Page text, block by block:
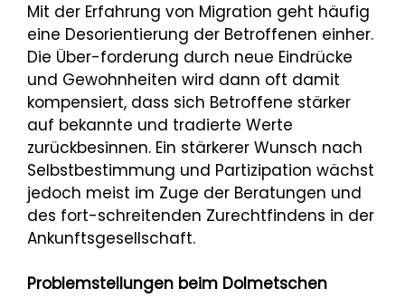
Mit der Erfahrung von Migration geht häufig
eine Desorientierung der Betroffenen einher.
Die Über-forderung durch neue Eindrücke
und Gewohnheiten wird dann oft damit
kompensiert, dass sich Betroffene stärker
auf bekannte und tradierte Werte
zurückbesinnen. Ein stärkerer Wunsch nach
Selbstbestimmung und Partizipation wächst
jedoch meist im Zuge der Beratungen und
des fort-schreitenden Zurechtfindens in der
Ankunftsgesellschaft.
Problemstellungen beim Dolmetschen